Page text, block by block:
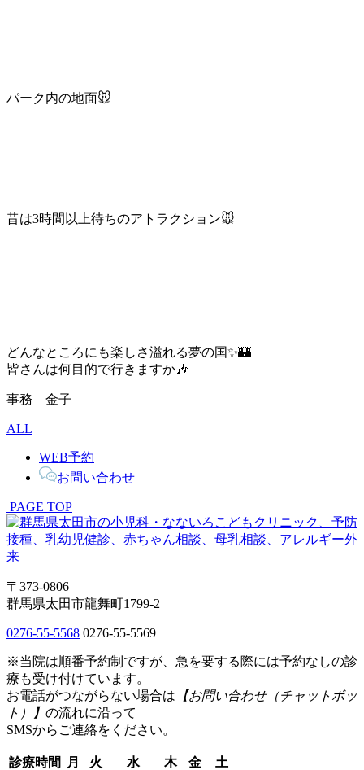
パーク内の地面🐭
昔は3時間以上待ちのアトラクション🐭
どんなところにも楽しさ溢れる夢の国✨🏰
皆さんは何目的で行きますか🎶
事務 金子
ALL
WEB予約
お問い合わせ
PAGE TOP
〒373-0806
群馬県太田市龍舞町1799-2
0276-55-5568 0276-55-5569
※当院は順番予約制ですが、急を要する際には予約なしの診
療も受け付けています。
お電話がつながらない場合は 【お問い合わせ（チャットボッ
ト）】 の流れに沿って
SMSからご連絡をください。
診療時間 月 火 水 木 金
土